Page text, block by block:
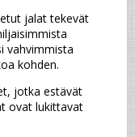
jalat tekevät
vahvimmista
kohden.
jotka estävät
ovat lukittavat